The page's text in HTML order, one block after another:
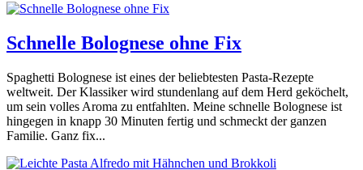
Schnelle Bolognese ohne Fix
Spaghetti Bolognese ist eines der beliebtesten Pasta-Rezepte
weltweit. Der Klassiker wird stundenlang auf dem Herd geköchelt,
um sein volles Aroma zu entfahlten. Meine schnelle Bolognese ist
hingegen in knapp 30 Minuten fertig und schmeckt der ganzen
Familie. Ganz fix...